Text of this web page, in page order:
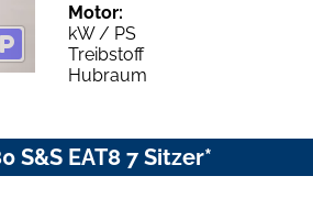
Motor:
kW / PS
Treibstoff
Hubraum
S&S EAT8 7 Sitzer*